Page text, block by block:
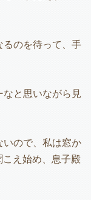
るのを待って、手
と思いながら見
いので、私は窓か
え始め、息子殿